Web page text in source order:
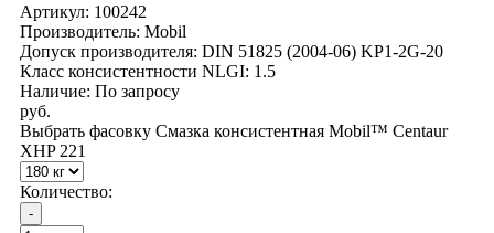
Артикул: 100242
Производитель: Mobil
Допуск производителя: DIN 51825 (2004-06) KP1-2G-20
Класс консистентности NLGI: 1.5
Наличие: По запросу
руб.
Выбрать фасовку Смазка консистентная Mobil™ Centaur
XHP 221
Количество: